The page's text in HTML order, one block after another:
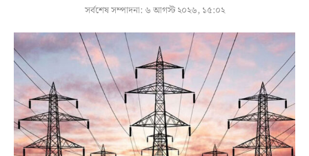
সর্বশেষ সম্পাদনা: ৬ আগস্ট ২০২৬, ১৫:০২